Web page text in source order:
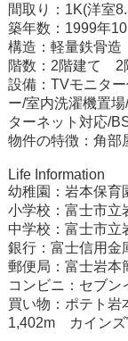
間取り：1K(洋室
築年数：1999年10
構造：軽量鉄骨造
階数：2階建て 2
設備：TVモニタ
ー/室内洗濯機置
ターネット対応/
物件の特徴：角部
Life Information
幼稚園：岩本保育
小学校：富士市立
中学校：富士市立
銀行：富士信用金
郵便局：富士岩本
コンビニ：セブン
買い物：ポテト
1,402m カインズ